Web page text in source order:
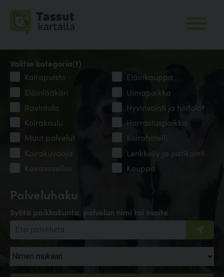
Palveluhaku
Syötä paikkakunta, palvelun nimi tai osoite
Valitse kategoria(t)
Koirapuisto
Eläinkauppa
Eläinlääkäri
Uimapaikka
Ravintola
Hyvinvointi ja hoitolat
Koirakoulu
Harrastuspaikka
Muut palvelut
Koirahotelli
Koirakuvaaja
Lenkkeily ja patikointi
Koirasovellus
Kauppa